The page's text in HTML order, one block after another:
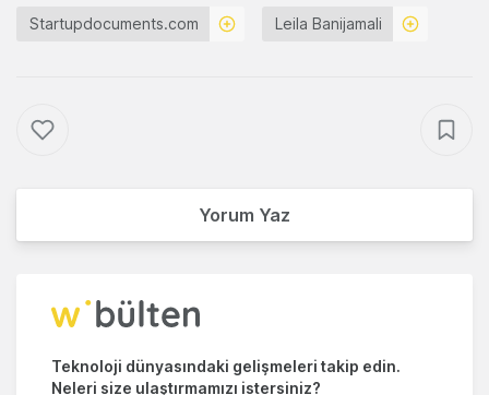
Startupdocuments.com Leila Banijamali
Yorum Yaz
Teknoloji dünyasındaki gelişmeleri takip edin.
Neleri size ulaştırmamızı istersiniz?